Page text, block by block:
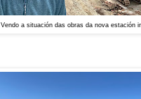
Vendo a situación das obras da nova estación